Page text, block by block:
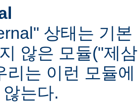
상태는 기
않은 모듈("제
리는 이런 모듈
는다.